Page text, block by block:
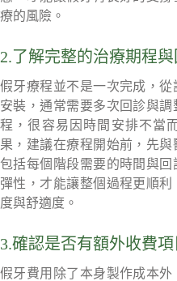
療的風險。
2.了解完整的治療期程與
假牙療程並不是一次完成，
安裝，通常需要多次回診與
程，很容易因時間安排不當
果，建議在療程開始前，先與
包括每個階段需要的時間與
彈性，才能讓整個過程更順
度與舒適度。
3.確認是否有額外收費項
假牙費用除了本身製作成本外